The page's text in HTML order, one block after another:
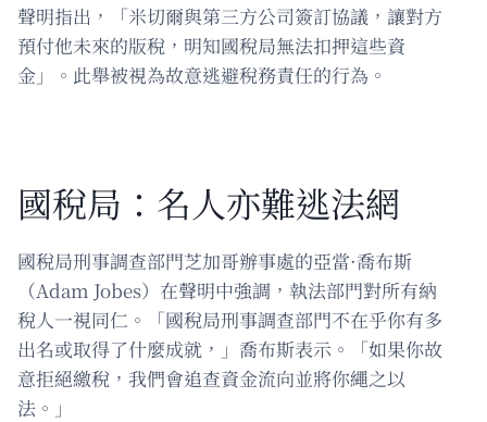
聲明指出，「米切爾與第三方公司簽訂協議，讓對方
預付他未來的版稅，明知國稅局無法扣押這些資
金」。此舉被視為故意逃避稅務責任的行為。
國稅局：名人亦難逃法網
國稅局刑事調查部門芝加哥辦事處的亞當·喬布斯
（Adam Jobes）在聲明中強調，執法部門對所有納
稅人一視同仁。「國稅局刑事調查部門不在乎你有多
出名或取得了什麼成就，」喬布斯表示。「如果你故
意拒絕繳稅，我們會追查資金流向並將你繩之以
法。」